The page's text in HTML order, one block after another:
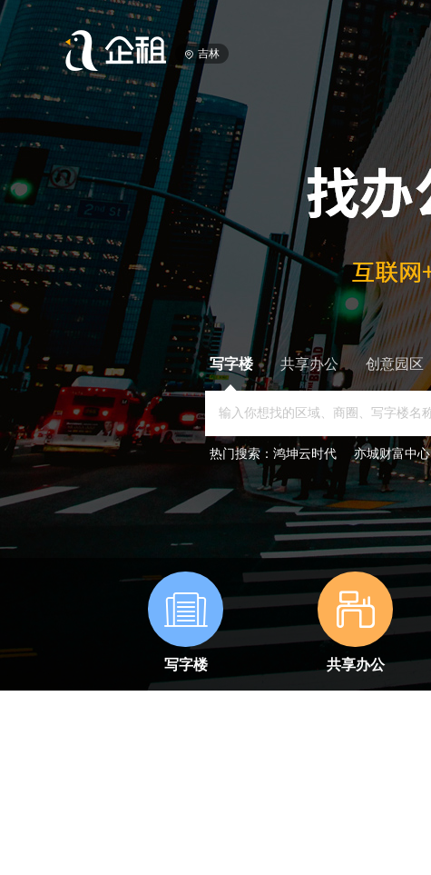
吉林
写字楼 共享办公 创意园区
热门搜索： 鸿坤云时代 亦城财富中心
写字楼 共享办公